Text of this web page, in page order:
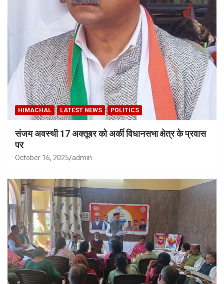
HIMACHAL LATEST NEWS POLITICS
संजय अवस्थी 17 अक्तूबर को अर्की विधानसभा क्षेत्र के प्रवास
पर
October 16, 2025 admin